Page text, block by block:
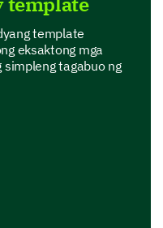
template
eksaktong mga
tagabuo ng